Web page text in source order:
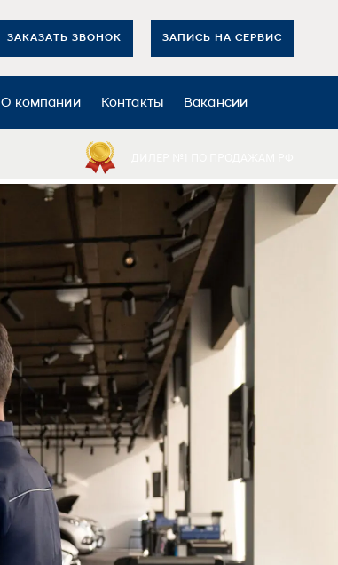
ЗАКАЗАТЬ ЗВОНОК ЗАПИСЬ НА СЕРВИС
О компании Контакты Вакансии